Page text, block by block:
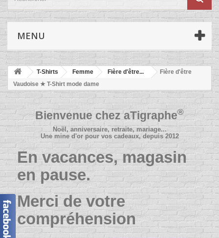
MENU
T-Shirts Femme Fière d'être...
Fière d'être
Vaudoise ★ T-Shirt mode dame
Bienvenue chezaTigraphe®
Noël, anniversaire, retraite, mariage...
Une mine d'or pour vos cadeaux, depuis 2012
En vacances, magasin
en pause.
Merci de votre
compréhension